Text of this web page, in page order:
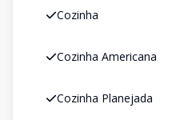
Cozinha
Cozinha Americana
Cozinha Planejada